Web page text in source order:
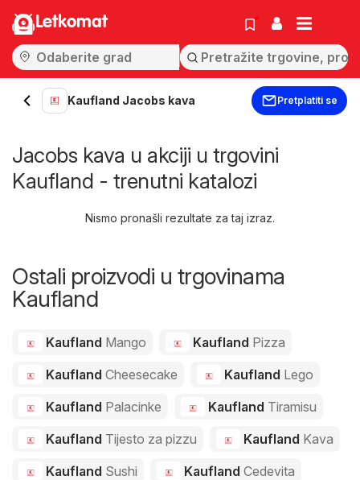
Letkomat
Kaufland Jacobs kava Pretplatiti se
Jacobs kava u akciji u trgovini
Kaufland - trenutni katalozi
Nismo pronašli rezultate za taj izraz.
Ostali proizvodi u trgovinama
Kaufland
Kaufland Mango Kaufland Pizza
Kaufland Cheesecake Kaufland Lego
Kaufland Palacinke Kaufland Tiramisu
Kaufland Tijesto za pizzu Kaufland Kava
Kaufland Sushi Kaufland Cedevita